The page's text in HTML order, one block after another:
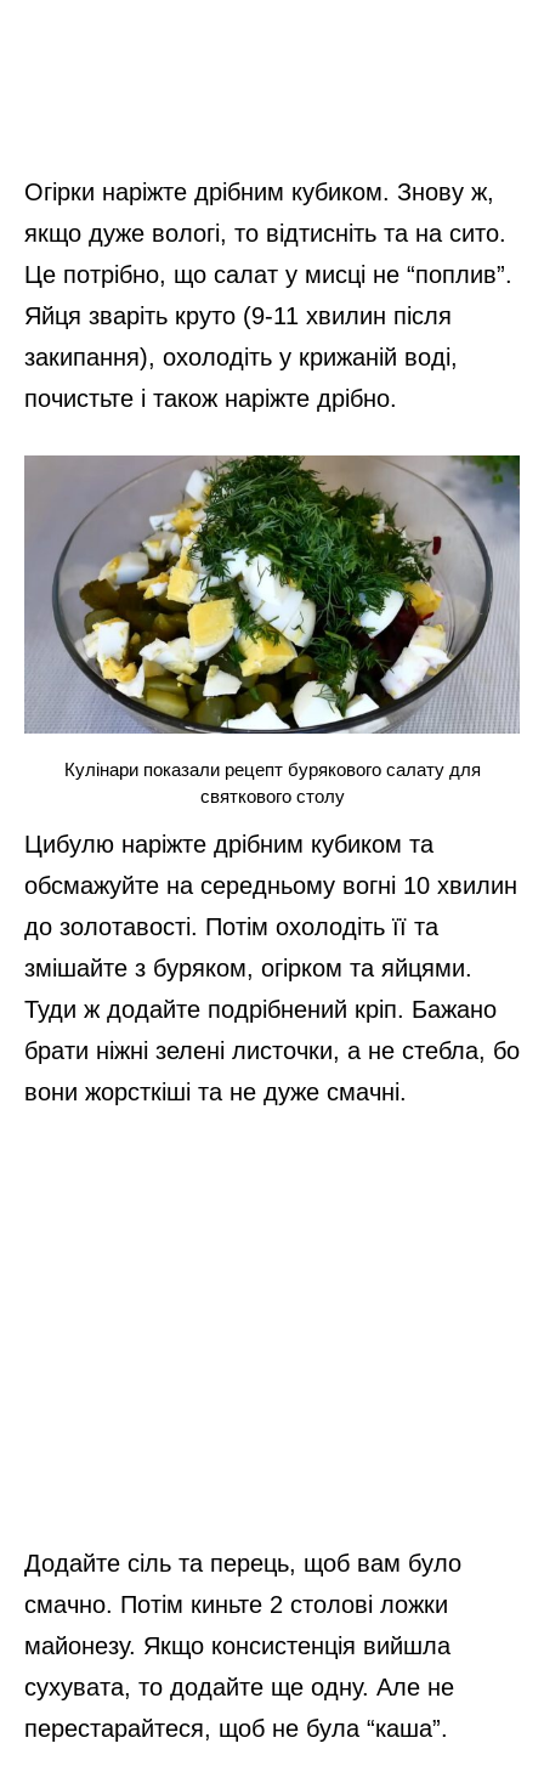
Огірки наріжте дрібним кубиком. Знову ж,
якщо дуже вологі, то відтисніть та на сито.
Це потрібно, що салат у мисці не “поплив”.
Яйця зваріть круто (9-11 хвилин після
закипання), охолодіть у крижаній воді,
почистьте і також наріжте дрібно.
Кулінари показали рецепт бурякового салату для
святкового столу
Цибулю наріжте дрібним кубиком та
обсмажуйте на середньому вогні 10 хвилин
до золотавості. Потім охолодіть її та
змішайте з буряком, огірком та яйцями.
Туди ж додайте подрібнений кріп. Бажано
брати ніжні зелені листочки, а не стебла, бо
вони жорсткіші та не дуже смачні.
Додайте сіль та перець, щоб вам було
смачно. Потім киньте 2 столові ложки
майонезу. Якщо консистенція вийшла
сухувата, то додайте ще одну. Але не
перестарайтеся, щоб не була “каша”.